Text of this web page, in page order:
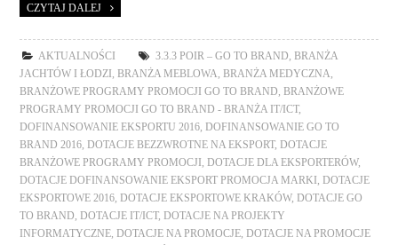
CZYTAJ DALEJ
AKTUALNOŚCI 3.3.3 POIR – GO TO BRAND ,BRANŻA
JACHTÓW I ŁODZI
,BRANŻA MEBLOWA ,BRANŻA MEDYCZNA
BRANŻOWE PROGRAMY PROMOCJI GO TO BRAND ,BRANŻOWE
PROGRAMY PROMOCJI GO TO BRAND - BRANŻA IT/ICT,
DOFINANSOWANIE EKSPORTU 2016 ,DOFINANSOWANIE GO TO
BRAND 2016 ,DOTACJE BEZZWROTNE NA EKSPORT,DOTACJE
BRANŻOWE PROGRAMY PROMOCJI
,DOTACJE DLA EKSPORTERÓW,
DOTACJE DOFINANSOWANIE EKSPORT PROMOCJA MARKI
,DOTACJE
EKSPORTOWE 2016 ,DOTACJE EKSPORTOWE KRAKÓW,DOTACJE GO
TO BRAND ,DOTACJE IT/ICT,DOTACJE NA PROJEKTY
INFORMATYCZNE ,DOTACJE NA PROMOCJE ,DOTACJE NA PROMOCJE